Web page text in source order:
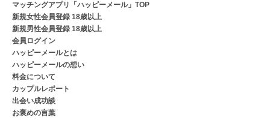
マッチングアプリ「ハッピーメール」TOP
新規女性会員登録 18歳以上
新規男性会員登録 18歳以上
会員ログイン
ハッピーメールとは
ハッピーメールの想い
料金について
カップルレポート
出会い成功談
お褒めの言葉